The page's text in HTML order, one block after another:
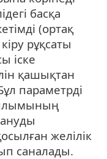
басқа
(ортақ
рұқсаты
іске
қашықтан
параметрді
желілік
саналады.